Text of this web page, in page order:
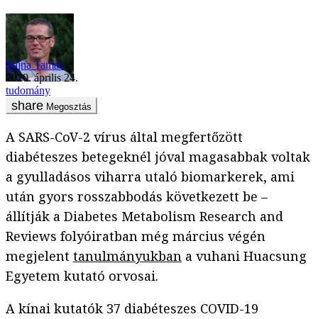
Vajna Tamás
2020. április 24.
tudomány
Megosztás
A SARS-CoV-2 vírus által megfertőzött
diabéteszes betegeknél jóval magasabbak voltak
a gyulladásos viharra utaló biomarkerek, ami
után gyors rosszabbodás következett be –
állítják a Diabetes Metabolism Research and
Reviews folyóiratban még március végén
megjelent tanulmányukban a vuhani Huacsung
Egyetem kutató orvosai.
A kínai kutatók 37 diabéteszes COVID-19